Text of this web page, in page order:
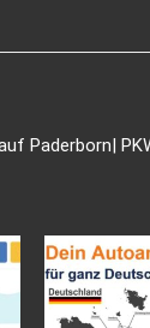
Paderborn|